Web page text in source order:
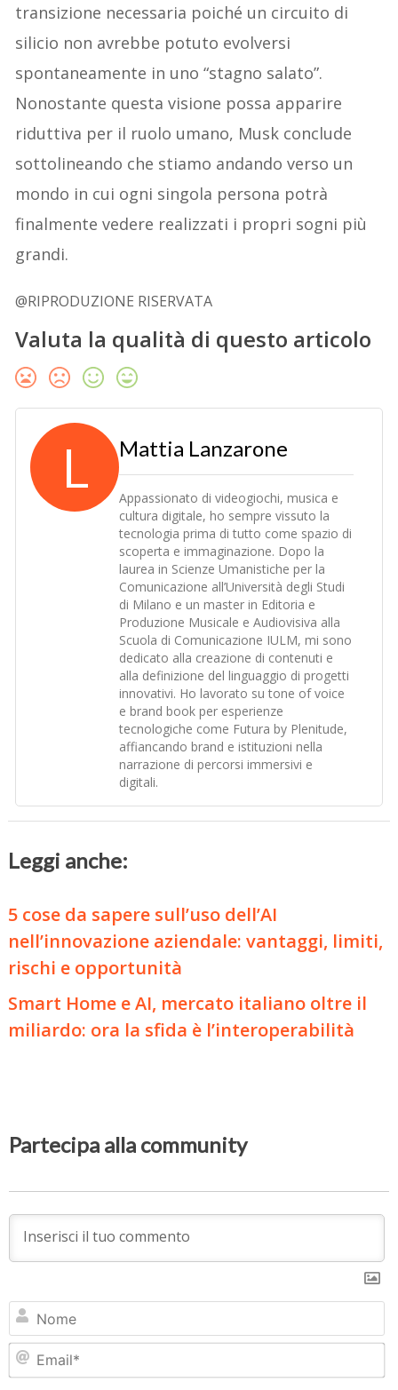
transizione necessaria poiché un circuito di
silicio non avrebbe potuto evolversi
spontaneamente in uno “stagno salato”.
Nonostante questa visione possa apparire
riduttiva per il ruolo umano, Musk conclude
sottolineando che stiamo andando verso un
mondo in cui ogni singola persona potrà
finalmente vedere realizzati i propri sogni più
grandi.
@RIPRODUZIONE RISERVATA
Valuta la qualità di questo articolo
L Mattia Lanzarone
Appassionato di videogiochi, musica e
cultura digitale, ho sempre vissuto la
tecnologia prima di tutto come spazio di
scoperta e immaginazione. Dopo la
laurea in Scienze Umanistiche per la
Comunicazione all’Università degli Studi
di Milano e un master in Editoria e
Produzione Musicale e Audiovisiva alla
Scuola di Comunicazione IULM, mi sono
dedicato alla creazione di contenuti e
alla definizione del linguaggio di progetti
innovativi. Ho lavorato su tone of voice
e brand book per esperienze
tecnologiche come Futura by Plenitude,
affiancando brand e istituzioni nella
narrazione di percorsi immersivi e
digitali.
Leggi anche:
5 cose da sapere sull’uso dell’AI
nell’innovazione aziendale: vantaggi, limiti,
rischi e opportunità
Smart Home e AI, mercato italiano oltre il
miliardo: ora la sfida è l’interoperabilità
Partecipa alla community